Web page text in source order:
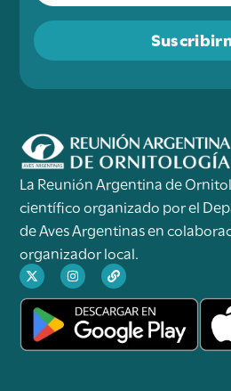
La Reunión Argentina de
científico organizado por el
de Aves Argentinas en
organizador local.